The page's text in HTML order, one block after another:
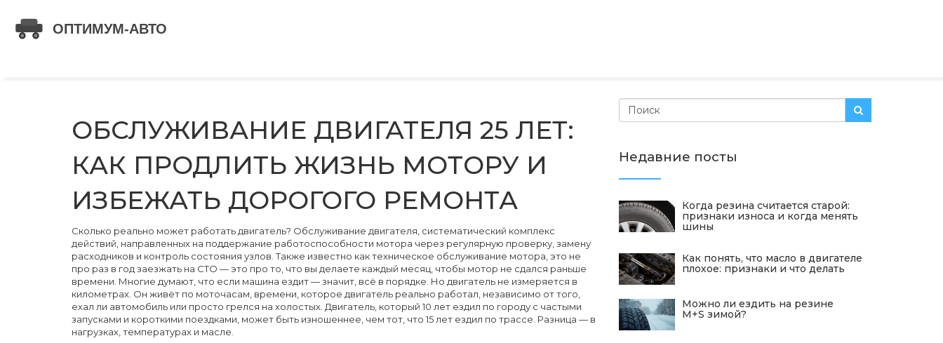
ОБСЛУЖИВАНИЕ ДВИГАТЕЛЯ 25 ЛЕТ:
КАК ПРОДЛИТЬ ЖИЗНЬ МОТОРУ И
ИЗБЕЖАТЬ ДОРОГОГО РЕМОНТА
Сколько реально может работать двигатель? Обслуживание двигателя систематический комплекс
действий, направленных на поддержание работоспособности мотора через регулярную проверку, замену
расходников и контроль состояния узлов . Также известно кактехническое обслуживание мотора , это не
про раз в год заезжать на СТО — это про то, что вы делаете каждый месяц, чтобы мотор не сдался раньше
времени. Многие думают, что если машина ездит — значит, всё в порядке. Но двигатель не измеряется в
километрах. Он живёт по моточасам времени, которое двигатель реально работал, независимо от того,
ехал ли автомобиль или просто грелся на холостых . Двигатель, который 10 лет ездил по городу с частыми
запусками и короткими поездками, может быть изношеннее, чем тот, что 15 лет ездил по трассе. Разница — в
нагрузках, температурах и масле.
Недавние посты
Когда резина считается старой:
признаки износа и когда менять
шины
Как понять, что масло в двигателе
плохое: признаки и что делать
Можно ли ездить на резине
M+S зимой?